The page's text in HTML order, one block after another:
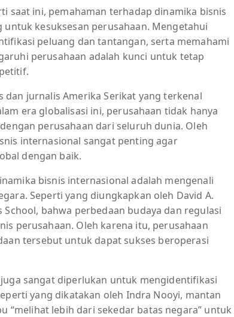
saat ini, pemahaman terhadap dinamika bisnis
kesuksesan perusahaan. Mengetahui
peluang dan tantangan, serta memahami
perusahaan adalah kunci untuk tetap
dan jurnalis Amerika Serikat yang terkenal
era globalisasi ini, perusahaan tidak hanya
perusahaan dari seluruh dunia. Oleh
internasional sangat penting agar
dengan baik.
bisnis internasional adalah mengenali
Seperti yang diungkapkan oleh David A.
bahwa perbedaan budaya dan regulasi
perusahaan. Oleh karena itu, perusahaan
tersebut untuk dapat sukses beroperasi
sangat diperlukan untuk mengidentifikasi
yang dikatakan oleh Indra Nooyi, mantan
“melihat lebih dari sekedar batas negara” untuk